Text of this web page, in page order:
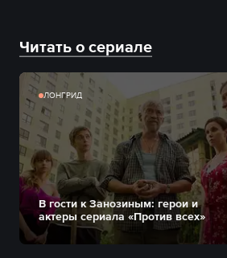
Читать о сериале
ЛОНГРИД
В гости к Занозиным: герои и
актеры сериала «Против всех»